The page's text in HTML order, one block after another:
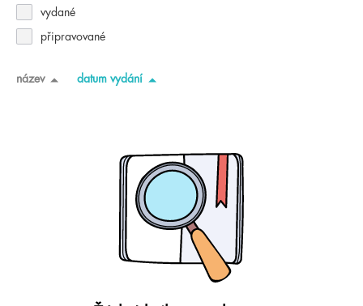
vydané
připravované
název datum vydání